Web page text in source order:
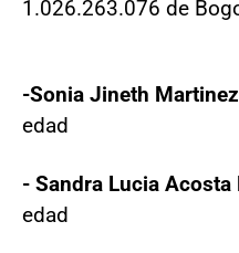
1.026.263.076 de
-Sonia Jineth
edad
- Sandra Lucia Acosta
edad